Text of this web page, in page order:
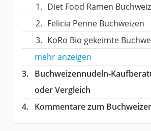
Diet Food Ramen
Felicia Penne Buchweizen
KoRo Bio gekeimte
mehr anzeigen
Buchweizennudeln-
oder Vergleich
Kommentare zum